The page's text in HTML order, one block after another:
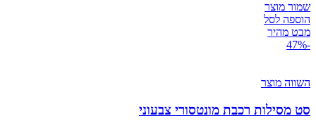
שמור מוצר
הוספה לסל
מבט מהיר
-47%
השווה מוצר
סט מסילות רכבת מונטסורי צבעוני